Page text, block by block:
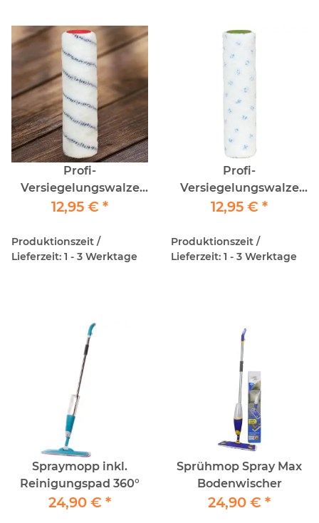
Profi-
Versiegelungswalze
25cm/12 BlauFaden
12,95 € *
Produktionszeit /
Lieferzeit: 1 - 3 Werktage
Profi-
Versiegelungswalze
25cm/9 Hasenpfote
12,95 € *
Produktionszeit /
Lieferzeit: 1 - 3 Werktage
Spraymopp inkl.
Reinigungspad 360°
24,90 € *
Sprühmop Spray Max
Bodenwischer
24,90 € *